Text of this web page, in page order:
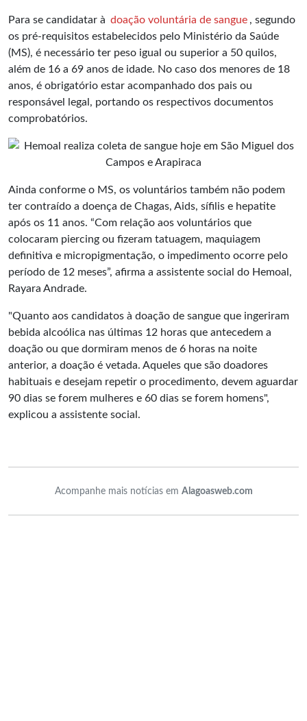
Para se candidatar à doação voluntária de sangue , segundo
os pré-requisitos estabelecidos pelo Ministério da Saúde
(MS), é necessário ter peso igual ou superior a 50 quilos,
além de 16 a 69 anos de idade. No caso dos menores de 18
anos, é obrigatório estar acompanhado dos pais ou
responsável legal, portando os respectivos documentos
comprobatórios.
Ainda conforme o MS, os voluntários também não podem
ter contraído a doença de Chagas, Aids, sífilis e hepatite
após os 11 anos. “Com relação aos voluntários que
colocaram piercing ou fizeram tatuagem, maquiagem
definitiva e micropigmentação, o impedimento ocorre pelo
período de 12 meses”, afirma a assistente social do Hemoal,
Rayara Andrade.
"Quanto aos candidatos à doação de sangue que ingeriram
bebida alcoólica nas últimas 12 horas que antecedem a
doação ou que dormiram menos de 6 horas na noite
anterior, a doação é vetada. Aqueles que são doadores
habituais e desejam repetir o procedimento, devem aguardar
90 dias se forem mulheres e 60 dias se forem homens",
explicou a assistente social.
Acompanhe mais notícias em Alagoasweb.com